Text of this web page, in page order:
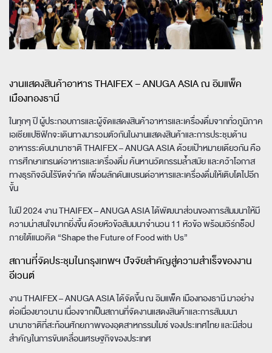
งานแสดงสินค้าอาหาร THAIFEX – ANUGA ASIA ณ อิมแพ็ค
เมืองทองธานี
ในทุกๆ ปี ผู้ประกอบการและผู้จัดแสดงสินค้าอาหารและเครื่องดื่มจากทั่วภูมิภาค
เอเชียแปซิฟิกจะเดินทางมารวมตัวกันในงานแสดงสินค้าและการประชุมด้าน
อาหารระดับนานาชาติ THAIFEX – ANUGA ASIA ด้วยเป้าหมายเดียวกัน คือ
การศึกษาเทรนด์อาหารและเครื่องดื่ม ค้นหานวัตกรรมล้ำสมัย และคว้าโอกาส
ทางธุรกิจอันไร้ขีดจำกัด เพื่อผลักดันแบรนด์อาหารและเครื่องดื่มให้เติบโตไปอีก
ขั้น
ในปี 2024 งาน THAIFEX – ANUGA ASIA ได้พัฒนาส่วนของการสัมมนาให้มี
ความน่าสนใจมากยิ่งขึ้น ด้วยหัวข้อสัมมนาจำนวน 11 หัวข้อ พร้อมเวิร์กช็อป
ภายใต้แนวคิด “Shape the Future of Food with Us”
สถานที่จัดประชุมในกรุงเทพฯ ปัจจัยสำคัญสู่ความสำเร็จของงาน
อีเวนต์
งาน THAIFEX – ANUGA ASIA ได้จัดขึ้น ณ อิมแพ็ค เมืองทองธานี มาอย่าง
ต่อเนื่องยาวนาน เนื่องจากเป็นสถานที่จัดงานแสดงสินค้าและการสัมมนา
นานาชาติที่สะท้อนศักยภาพของอุตสาหกรรมไมซ์ ของประเทศไทย และมีส่วน
สำคัญในการขับเคลื่อนเศรษฐกิจของประเทศ